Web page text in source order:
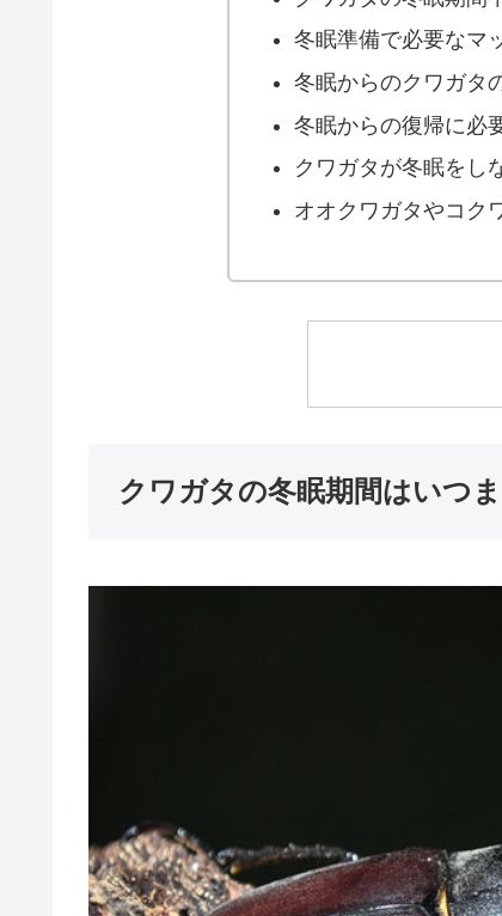
冬眠準備で必要なマ
冬眠からのクワガタ
冬眠からの復帰に必
クワガタが冬眠をし
オオクワガタやコク
クワガタの冬眠期間はいつ